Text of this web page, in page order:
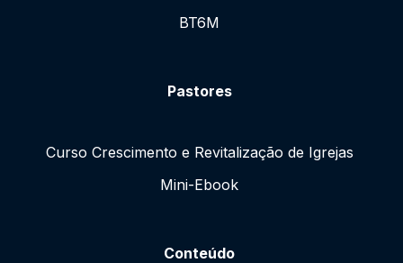
BT6M
Pastores
Curso Crescimento e Revitalização de Igrejas
Mini-Ebook
Conteúdo